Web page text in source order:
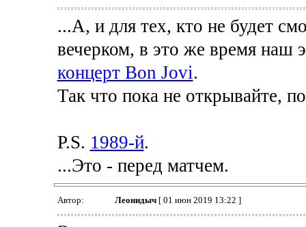
...А, и для тех, кто не будет
вечерком, в это же время наш
концерт Bon Jovi.
Так что пока не открывайте,
P.S. 1989-й.
...Это - перед матчем.
Автор: Леонидыч[ 01 июн 2019 13:22 ]